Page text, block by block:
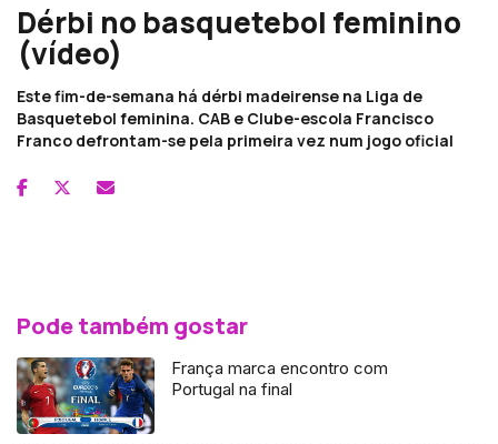
Dérbi no basquetebol feminino
(vídeo)
Este fim-de-semana há dérbi madeirense na Liga de
Basquetebol feminina. CAB e Clube-escola Francisco
Franco defrontam-se pela primeira vez num jogo oficial
Pode também gostar
França marca encontro com
Portugal na final